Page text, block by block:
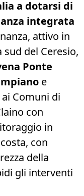
a dotarsi di
integrata
attivo in
del Ceresio,
Ponte
e
Comuni di
con
in
con
della
gli interventi